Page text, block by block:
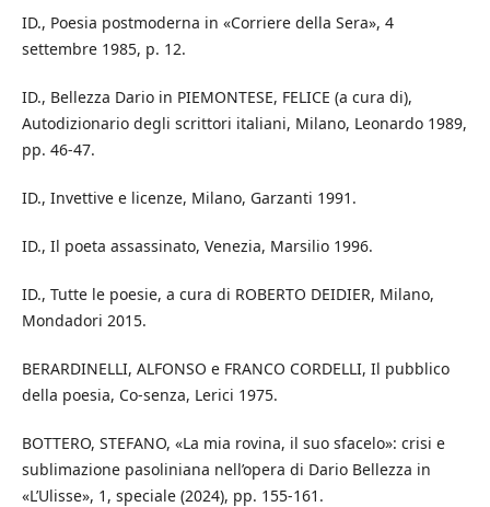
ID., Poesia postmoderna in «Corriere della Sera», 4
settembre 1985, p. 12.
ID., Bellezza Dario in PIEMONTESE, FELICE (a cura di),
Autodizionario degli scrittori italiani, Milano, Leonardo 1989,
pp. 46-47.
ID., Invettive e licenze, Milano, Garzanti 1991.
ID., Il poeta assassinato, Venezia, Marsilio 1996.
ID., Tutte le poesie, a cura di ROBERTO DEIDIER, Milano,
Mondadori 2015.
BERARDINELLI, ALFONSO e FRANCO CORDELLI, Il pubblico
della poesia, Co-senza, Lerici 1975.
BOTTERO, STEFANO, «La mia rovina, il suo sfacelo»: crisi e
sublimazione pasoliniana nell’opera di Dario Bellezza in
«L’Ulisse», 1, speciale (2024), pp. 155-161.